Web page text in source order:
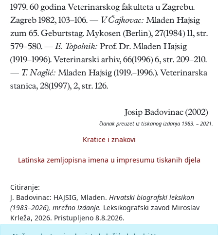
1979. 60 godina Veterinarskog fakulteta u Zagrebu.
Zagreb 1982, 103–106. — V. Čajkovac: Mladen Hajsig
zum 65. Geburtstag. Mykosen (Berlin), 27(1984) 11, str.
579–580. — E. Topolnik: Prof. Dr. Mladen Hajsig
(1919–1996). Veterinarski arhiv, 66(1996) 6, str. 209–210.
— T. Naglić: Mladen Hajsig (1919.–1996.). Veterinarska
stanica, 28(1997), 2, str. 126.
Josip Badovinac (2002)
članak preuzet iz tiskanog izdanja 1983. – 2021.
Kratice i znakovi
Latinska zemljopisna imena u impresumu tiskanih djela
Citiranje:
J. Badovinac: HAJSIG, Mladen. Hrvatski biografski leksikon
(1983–2026), mrežno izdanje. Leksikografski zavod Miroslav
Krleža, 2026. Pristupljeno 8.8.2026.